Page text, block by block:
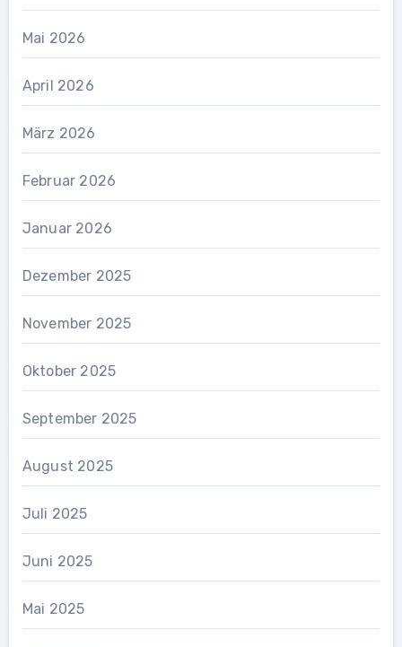
Mai 2026
April 2026
März 2026
Februar 2026
Januar 2026
Dezember 2025
November 2025
Oktober 2025
September 2025
August 2025
Juli 2025
Juni 2025
Mai 2025